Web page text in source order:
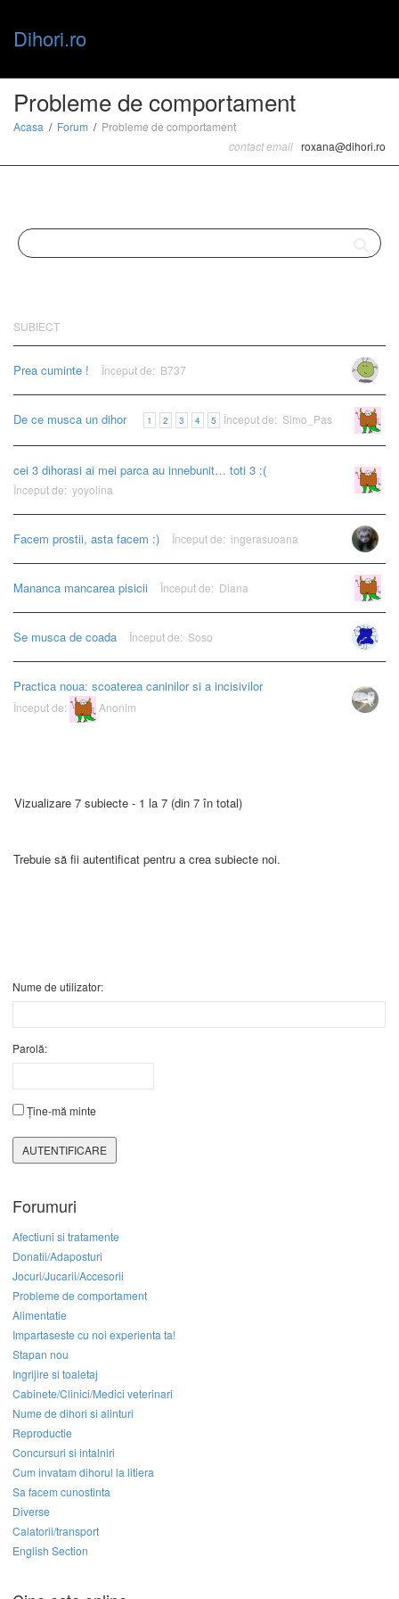
Dihori.ro
Probleme de comportament
Acasa Forum
Probleme de comportament
contact email roxana@dihori.ro
SUBIECT
Prea cuminte ! Început de: B737
De ce musca un dihor 1 2 3 4 5 Început de: Simo_Pas
Anonim
cei 3 dihorasi ai mei parca au innebunit… toti 3 :(
Început de: yoyolina
Facem prostii, asta facem :) Început de: ingerasuoana
Mananca mancarea pisicii Început de: Diana
Se musca de coada Început de: Soso
Practica noua: scoaterea caninilor si a incisivilor
Început de: Anonim
Vizualizare 7 subiecte - 1 la 7 (din 7 în total)
Trebuie să fii autentificat pentru a crea subiecte noi.
Nume de utilizator:
Parolă:
Ține-mă minte
AUTENTIFICARE
Forumuri
Afectiuni si tratamente
Donatii/Adaposturi
Jocuri/Jucarii/Accesorii
Probleme de comportament
Alimentatie
Impartaseste cu noi experienta ta!
Stapan nou
Ingrijire si toaletaj
Cabinete/Clinici/Medici veterinari
Nume de dihori si alinturi
Reproductie
Concursuri si intalniri
Cum invatam dihorul la litiera
Sa facem cunostinta
Diverse
Calatorii/transport
English Section